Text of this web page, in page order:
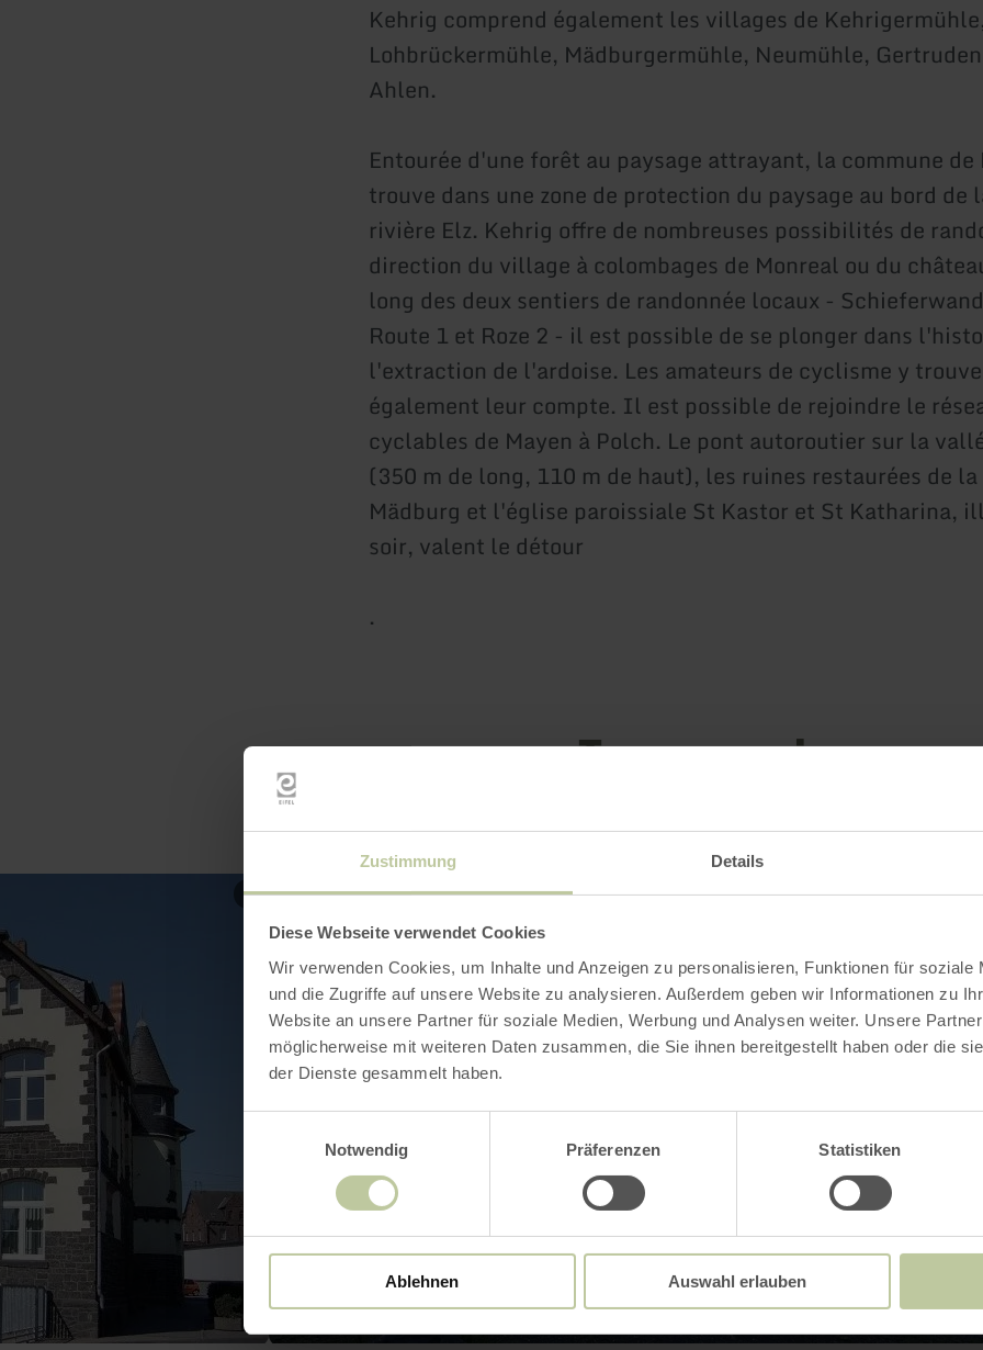
Zustimmung Details
Diese Webseite verwendet Cookies
Wir verwenden Cookies, um Inhalte und Anzeigen zu personalisieren, Funktionen für soziale
und die Zugriffe auf unsere Website zu analysieren. Außerdem geben wir Informationen zu
Website an unsere Partner für soziale Medien, Werbung und Analysen weiter. Unsere
möglicherweise mit weiteren Daten zusammen, die Sie ihnen bereitgestellt haben oder die
der Dienste gesammelt haben.
Notwendig
Präferenzen Statistiken
Ablehnen Auswahl erlauben
Kehrig comprend également les villages de
Lohbrückermühle, Mädburgermühle, Neumühle,
Ahlen.
Entourée d'une forêt au paysage attrayant, la commune de
trouve dans une zone de protection du paysage au bord de
rivière Elz. Kehrig offre de nombreuses possibilités de
direction du village à colombages de Monreal ou du
long des deux sentiers de randonnée locaux -
Route 1 et Roze 2 - il est possible de se plonger dans
l'extraction de l'ardoise. Les amateurs de cyclisme y
également leur compte. Il est possible de rejoindre le
cyclables de Mayen à Polch. Le pont autoroutier sur la
(350 m de long, 110 m de haut), les ruines restaurées de
Mädburg et l'église paroissiale St Kastor et St Katharina,
soir, valent le détour
.
Impressions